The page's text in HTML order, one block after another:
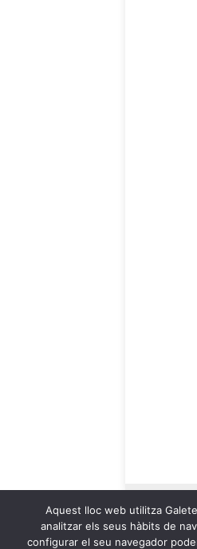
Aquest lloc web utilitza
analitzar els seus hàbits de
configurar el seu navegador